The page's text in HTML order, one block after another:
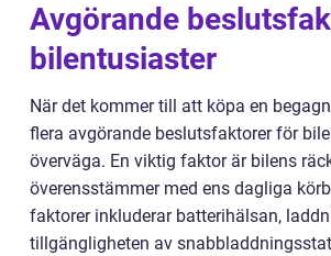
Avgörande
bilentusiaster
När det kommer till att köpa en
flera avgörande beslutsfaktorer för
överväga. En viktig faktor är bilens
överensstämmer med ens dagliga
faktorer inkluderar batterihälsan,
tillgängligheten av